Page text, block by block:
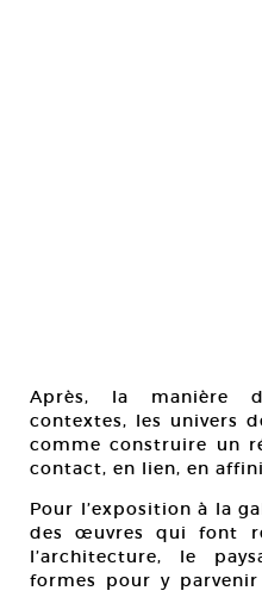
Après, la manière
contextes, les univers
comme construire un
contact, en lien, en
Pour l’exposition à la
des œuvres qui font
l’architecture, le
formes pour y